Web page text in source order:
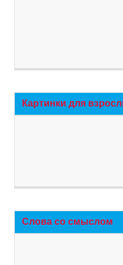
Картинки для
Слова со смыслом